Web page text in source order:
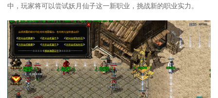
中，玩家将可以尝试妖月仙子这一新职业，挑战新的职业实力。